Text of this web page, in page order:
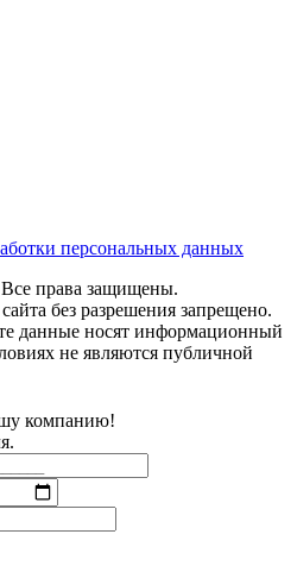
персональных данных
права защищены.
без разрешения запрещено.
данные носят информационный
не являются публичной
компанию!